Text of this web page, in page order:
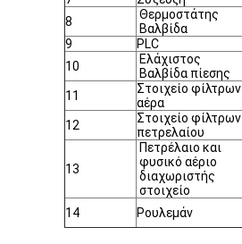
8
Θερμοστάτης
Βαλβίδα
9
PLC
10
Ελάχιστος
Βαλβίδα πίεσης
11
Στοιχείο φίλτρων
αέρα
12
Στοιχείο φίλτρων
πετρελαίου
13
Πετρέλαιο και
φυσικό αέριο
διαχωριστής
στοιχείο
14 Ρουλεμάν